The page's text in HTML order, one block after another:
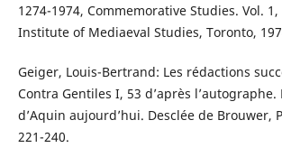
1274-1974, Commemorative Studies. Vol.
Institute of Mediaeval Studies, Toronto,
Geiger, Louis-Bertrand: Les rédactions
Contra Gentiles I, 53 d’après l’autographe.
d’Aquin aujourd’hui. Desclée de Brouwer,
221-240.